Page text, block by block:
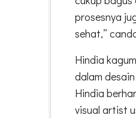
prosesnya
sehat,”
Hindia
dalam
Hindia
visual artist